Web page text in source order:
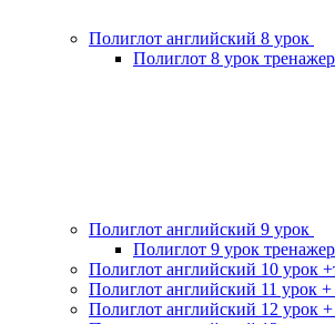
Полиглот английский 8 урок
Полиглот 8 урок
Полиглот английский 9 урок
Полиглот 9 урок тренажер
Полиглот английский 10 урок
Полиглот английский 11 урок
Полиглот английский 12 урок